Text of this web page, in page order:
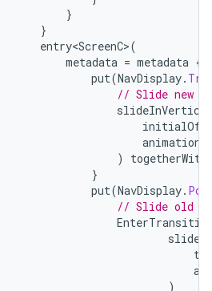
}
}
entry<ScreenC>(
metadata = metadata {
put(NavDisplay.
// Slide new
)
togetherWith
}
put(NavDisplay.
// Slide old
)